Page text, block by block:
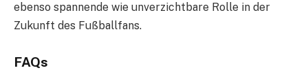
ebenso spannende wie unverzichtbare Rolle in der
Zukunft des Fußballfans.
FAQs